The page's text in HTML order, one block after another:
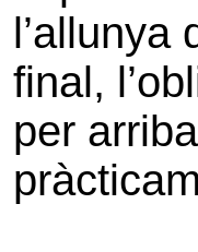
l’allunya
final,
per